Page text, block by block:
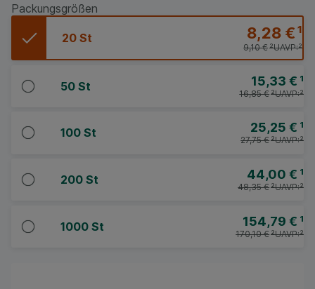
Packungsgrößen
20 St 8,28 €¹
UAVP:²
9,10 €²
50 St 15,33 € ¹
UAVP:²
16,85 €²
100 St 25,25 € ¹
UAVP:²
27,75 €²
200 St 44,00 € ¹
UAVP:²
48,35 €²
1000 St 154,79 € ¹
UAVP:²
170,10 €²